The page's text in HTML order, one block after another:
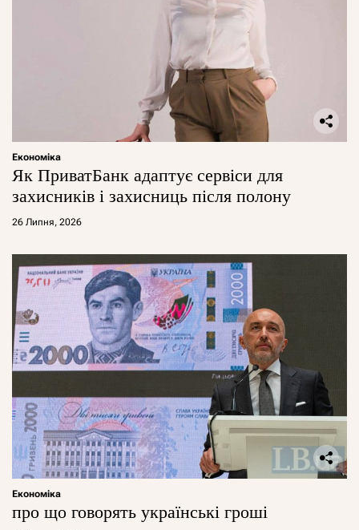
Економіка
Як ПриватБанк адаптує сервіси для
захисників і захисниць після полону
26 Липня, 2026
Економіка
про що говорять українські гроші